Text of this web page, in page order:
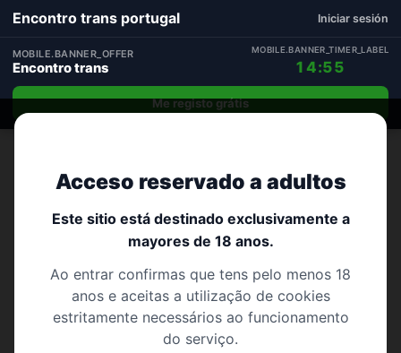
Acceso reservado a adultos
Este sitio está destinado exclusivamente a
mayores de 18 anos.
Ao entrar confirmas que tens pelo menos 18
anos e aceitas a utilização de cookies
estritamente necessários ao funcionamento
do serviço.
Encontro trans portugal Iniciar sesión
MOBILE.BANNER_OFFER
Encontro trans
MOBILE.BANNER_TIMER_LABEL
14:54
Me registo grátis
VILA REAL 175 perfis
Encontro trans Vila Real
Encontro trans em Vila Real para relações e
encontros – encontros discretos com pessoas
compatíveis